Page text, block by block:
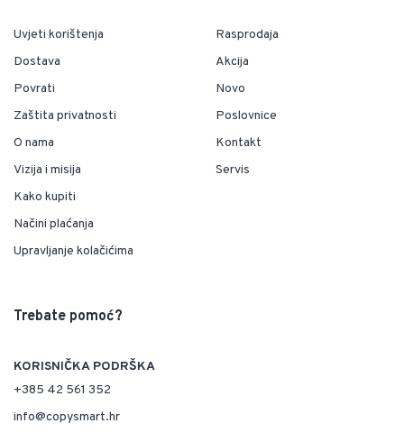
Uvjeti korištenja
Dostava
Povrati
Zaštita privatnosti
O nama
Vizija i misija
Kako kupiti
Načini plaćanja
Upravljanje kolačićima
Rasprodaja
Akcija
Novo
Poslovnice
Kontakt
Servis
Trebate pomoć?
KORISNIČKA PODRŠKA
+385 42 561 352
info@copysmart.hr